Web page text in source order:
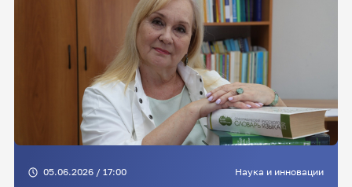
05.06.2026 / 17:00 Наука и инновации